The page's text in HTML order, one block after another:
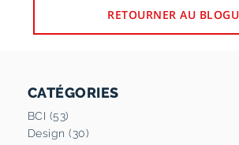
RETOURNER AU
CATÉGORIES
BCI (53)
Design (30)